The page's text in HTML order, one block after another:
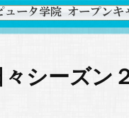
シーズン